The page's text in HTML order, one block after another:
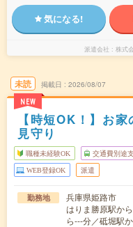
気になる!
派遣会社 株式
未読
NEW
掲載日 2026/08/07
【時短OK！】お
見守り
職種未経験OK 交通費別途
WEB登録OK 派遣
勤務地
兵庫県姫路市
はりま勝原駅か
ら---分／砥堀駅